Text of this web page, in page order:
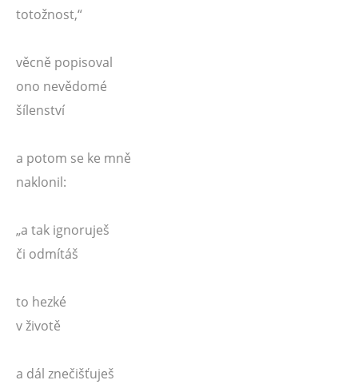
totožnost,“
věcně popisoval
ono nevědomé
šílenství
a potom se ke mně
naklonil:
„a tak ignoruješ
či odmítáš
to hezké
v životě
a dál znečišťuješ